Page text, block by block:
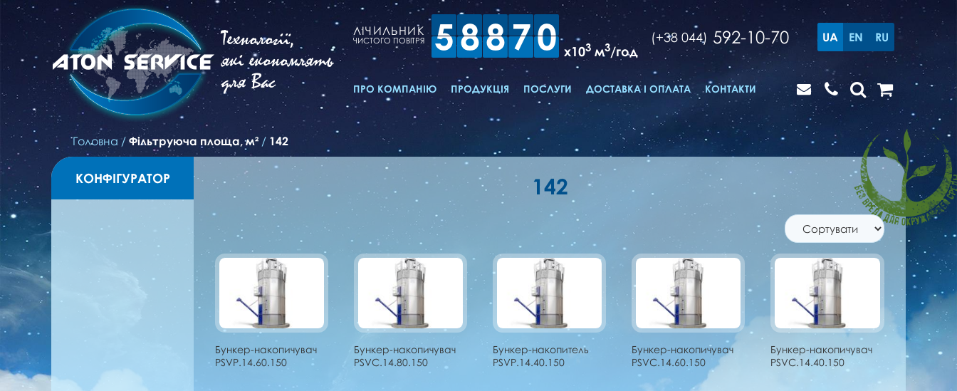
Технології,
які економлять
для Вас
ЛІЧИЛЬНИК
ЧИСТОГО ПОВІТРЯ 58870 x103 м3/год
(+38 044) 592-10-70 UA EN RU
ПРО КОМПАНІЮ ПРОДУКЦІЯ ПОСЛУГИ ДОСТАВКА І ОПЛАТА КОНТАКТИ
Головна / Фільтруюча площа, м² / 142
КОНФІГУРАТОР 142
Бункер-накопичувач
PSVP.14.60.150
Бункер-накопичувач
PSVC.14.80.150
Бункер-накопитель
PSVP.14.40.150
Бункер-накопичувач
PSVC.14.60.150
Бункер-накопичувач
PSVC.14.40.150